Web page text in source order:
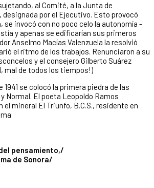
al Comité, a la Junta de
designada por el Ejecutivo. Esto provocó
se invocó con no poco celo la autonomía -
y apenas se edificarían sus primeros
Anselmo Macías Valenzuela la resolvió
el ritmo de los trabajos. Renunciaron a su
y el consejero Gilberto Suárez
mal de todos los tiempos!)
1941 se colocó la primera piedra de las
Normal. El poeta Leopoldo Ramos
el mineral El Triunfo, B.C.S., residente en
pensamiento,/
de Sonora/